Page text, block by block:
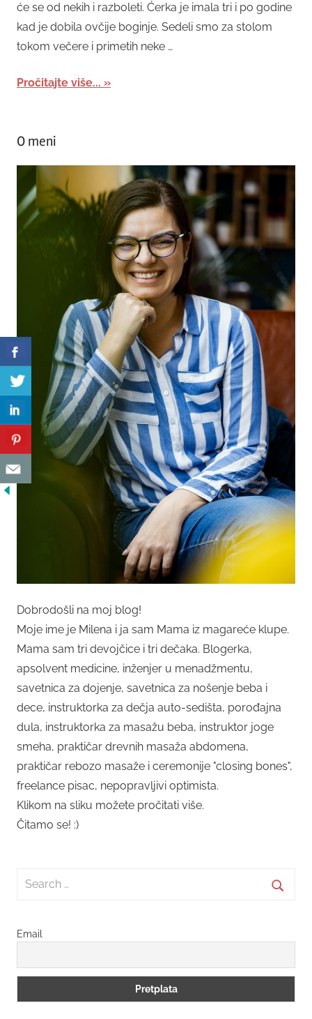
će se od nekih i razboleti. Ćerka je imala tri i po godine
kad je dobila ovčije boginje. Sedeli smo za stolom
tokom večere i primetih neke …
Pročitajte više...
O meni
Dobrodošli na moj blog!
Moje ime je Milena i ja sam Mama iz magareće klupe.
Mama sam tri devojčice i tri dečaka. Blogerka,
apsolvent medicine, inženjer u menadžmentu,
savetnica za dojenje, savetnica za nošenje beba i
dece, instruktorka za dečja auto-sedišta, porođajna
dula, instruktorka za masažu beba, instruktor joge
smeha, praktičar drevnih masaža abdomena,
praktičar rebozo masaže i ceremonije "closing bones",
freelance pisac, nepopravljivi optimista.
Klikom na sliku možete pročitati više.
Čitamo se! :)
Search
Email